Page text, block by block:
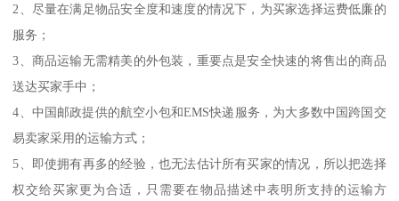
2、尽量在满足物品安全度和速度的情况下，为买家选择运费低廉的
服务；
3、商品运输无需精美的外包装，重要点是安全快速的将售出的商品
送达买家手中；
4、中国邮政提供的航空小包和EMS快递服务，为大多数中国跨国交
易卖家采用的运输方式；
5、即使拥有再多的经验，也无法估计所有买家的情况，所以把选择
权交给买家更为合适，只需要在物品描述中表明所支持的运输方